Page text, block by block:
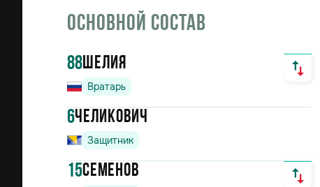
Основной состав
88Шелия
Вратарь
6Челикович
Защитник
15Семенов